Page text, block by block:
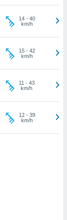
14- 40
km/h
15- 42
km/h
11 - 43
km/h
12- 39
km/h